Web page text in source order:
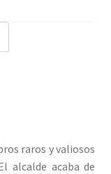
raros y valiosos
alcalde acaba de